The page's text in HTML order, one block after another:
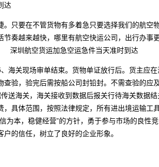
达
只要在不管货物有多着急只要选择我们的航
奏越来越快，哪里有航空快运公司，出行办
深圳航空货运加急空运急件当天准时到达
海关现场审单结束。货物单证放行后。货主应
验，验完后需按船公司封铅封。不需查验的应
送海关，海关接收到数据后报关行待海关数据
具体范围，按照法律规定，所有进出境运输工
为本，稳健经营”的方针，勇于参与市场的良性
的信任，树立了良好的企业形象。